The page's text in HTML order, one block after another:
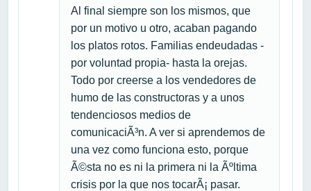
Al final siempre son los mismos, que
por un motivo u otro, acaban pagando
los platos rotos. Familias endeudadas -
por voluntad propia- hasta la orejas.
Todo por creerse a los vendedores de
humo de las constructoras y a unos
tendenciosos medios de
comunicaciÃ³n. A ver si aprendemos de
una vez como funciona esto, porque
Ã©sta no es ni la primera ni la Ãºltima
crisis por la que nos tocarÃ¡ pasar.